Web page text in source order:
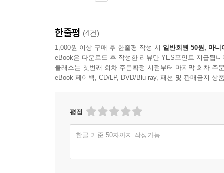
한줄평 (4건)
1,000원 이상 구매 후 한줄평 작성 시 일반회원 50원, 마니
eBook은 다운로드 후 작성한 리뷰만 YES포인트 지급됩니
클래스는 첫번째 회차 주문확정 시점부터 마지막 회차 주
eBook 페이백, CD/LP, DVD/Blu-ray, 패션 및 판매금지 상
평점
한글 기준 50자까지 작성가능